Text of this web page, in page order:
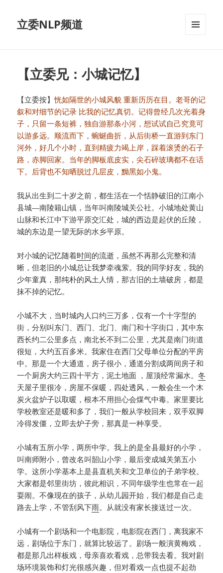
立委NLP频道
【立委兄：小城记忆】
【立委按】恍如隔世的小城风貌 重新历历在目。老哥的记
叙和对细节的记录 比我的记忆真切。记得曾经几次光着身
子，只留一条短裤，独自游那条小河，想试试自己究竟可
以游多远。顺流而下，蜿蜒曲折，从后街桥一直游到东门
河外，好几个小时，直到精疲力竭上岸，踩着滚烫的石子
路，赤脚回家。当年的脚板底皮实，尖石碎玻璃都不在话
下。后背也不知晒脱过几层皮，黝黑如小鬼。
我从出生到二十岁之前，都生活在一个恬静破旧的江南小
县城—南陵籍山镇，当年叫南陵城关公社。小城地处黄山
山脉和长江中下游平原交汇处，城的西边是起伏的丘陵，
城的东边是一望无际的水乡平原。
对小城的记忆随着时间的流逝，虽然不再那么完整和清
晰，但老旧的小城总让我梦牵魂萦。我的同学好友，我的
少年童真，那纯朴的风土人情，那古旧的土墙破房，都是
抹不掉的记忆。
小城不大，当时城内人口约三万多，仅有一个十字型的
街，分别叫东门、西门、北门、南门和十字街口，其中东
西长约二公里多点，南北长不到二公里，尤其是南门街道
很短，大约五百多米。我家住在西门父母单位分配的平房
中。那是一个大通道，房子很小，通道分割成两间房子和
一个厨房大约三四十平方，泥土地面 ，屋顶经常漏水。冬
天屋子里很冷，房屋不保暖，四处透风，一般会生一个木
炭火盆炉子以取暖，根本不用担心会煤气中毒。家里要比
学校教室还是暖和多了，我们一般从学校回来，双手双脚
冷得发僵，立即去炉子旁，那真是一种享受。
小城有五所小学，两所中学。我上的是全县最好的小学，
叫南师附小，曾改名叫韶山小学，最后变成城关第五小
学。这所小学基本上是县直机关和文卫单位的子弟学校。
大家都是邻里街坊，彼此相识，不同年级学生也常在一起
耍闹。不像现在的孩子，从幼儿园开始，我们都是自己走
路去上学，不管刮风下雨。从就没有家长接送过一次。
小城有一个剧场和一个电影院，电影院在西门，离我家不
远，剧场位于东门，就算比较远了。剧场一般演黄梅戏，
都是那几出样板戏，母亲喜欢看戏，总带我去看。我对剧
场环境装饰和灯光很感兴趣，但对看戏一点也提不起劲